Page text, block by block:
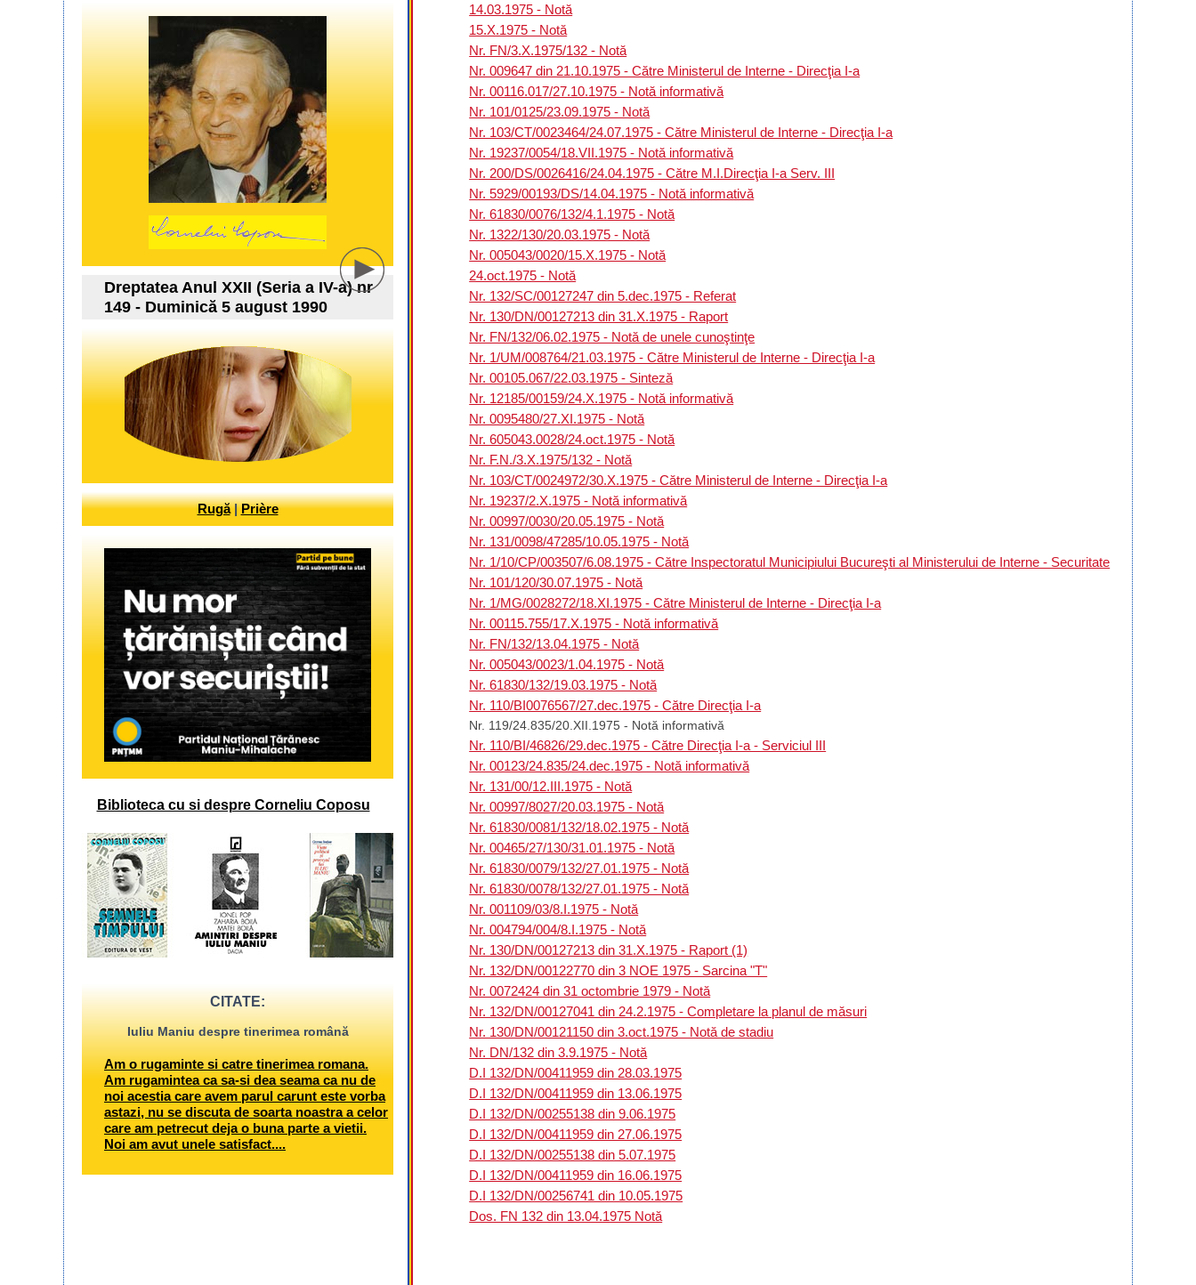
14.03.1975 - Notă
15.X.1975 - Notă
Nr. FN/3.X.1975/132 - Notă
Nr. 009647 din 21.10.1975 - Către Ministerul de Interne - Direcţia I-a
Nr. 00116.017/27.10.1975 - Notă informativă
Nr. 101/0125/23.09.1975 - Notă
Nr. 103/CT/0023464/24.07.1975 - Către Ministerul de Interne - Direcţia I-a
Nr. 19237/0054/18.VII.1975 - Notă informativă
Nr. 200/DS/0026416/24.04.1975 - Către M.I.Direcţia I-a Serv. III
Nr. 5929/00193/DS/14.04.1975 - Notă informativă
Nr. 61830/0076/132/4.1.1975 - Notă
Nr. 1322/130/20.03.1975 - Notă
Nr. 005043/0020/15.X.1975 - Notă
24.oct.1975 - Notă
Nr. 132/SC/00127247 din 5.dec.1975 - Referat
Nr. 130/DN/00127213 din 31.X.1975 - Raport
Nr. FN/132/06.02.1975 - Notă de unele cunoştinţe
Nr. 1/UM/008764/21.03.1975 - Către Ministerul de Interne - Direcţia I-a
Nr. 00105.067/22.03.1975 - Sinteză
Nr. 12185/00159/24.X.1975 - Notă informativă
Nr. 0095480/27.XI.1975 - Notă
Nr. 605043.0028/24.oct.1975 - Notă
Nr. F.N./3.X.1975/132 - Notă
Nr. 103/CT/0024972/30.X.1975 - Către Ministerul de Interne - Direcţia I-a
Nr. 19237/2.X.1975 - Notă informativă
Nr. 00997/0030/20.05.1975 - Notă
Nr. 131/0098/47285/10.05.1975 - Notă
Nr. 1/10/CP/003507/6.08.1975 - Către Inspectoratul Municipiului Bucureşti al Ministerului de Interne - Securitate
Nr. 101/120/30.07.1975 - Notă
Nr. 1/MG/0028272/18.XI.1975 - Către Ministerul de Interne - Direcţia I-a
Nr. 00115.755/17.X.1975 - Notă informativă
Nr. FN/132/13.04.1975 - Notă
Nr. 005043/0023/1.04.1975 - Notă
Nr. 61830/132/19.03.1975 - Notă
Nr. 110/BI0076567/27.dec.1975 - Către Direcţia I-a
Nr. 119/24.835/20.XII.1975 - Notă informativă
Nr. 110/BI/46826/29.dec.1975 - Către Direcţia I-a - Serviciul III
Nr. 00123/24.835/24.dec.1975 - Notă informativă
Nr. 131/00/12.III.1975 - Notă
Nr. 00997/8027/20.03.1975 - Notă
Nr. 61830/0081/132/18.02.1975 - Notă
Nr. 00465/27/130/31.01.1975 - Notă
Nr. 61830/0079/132/27.01.1975 - Notă
Nr. 61830/0078/132/27.01.1975 - Notă
Nr. 001109/03/8.I.1975 - Notă
Nr. 004794/004/8.I.1975 - Notă
Nr. 130/DN/00127213 din 31.X.1975 - Raport (1)
Nr. 132/DN/00122770 din 3 NOE 1975 - Sarcina "T"
Nr. 0072424 din 31 octombrie 1979 - Notă
Nr. 132/DN/00127041 din 24.2.1975 - Completare la planul de măsuri
Nr. 130/DN/00121150 din 3.oct.1975 - Notă de stadiu
Nr. DN/132 din 3.9.1975 - Notă
D.I 132/DN/00411959 din 28.03.1975
D.I 132/DN/00411959 din 13.06.1975
D.I 132/DN/00255138 din 9.06.1975
D.I 132/DN/00411959 din 27.06.1975
D.I 132/DN/00255138 din 5.07.1975
D.I 132/DN/00411959 din 16.06.1975
D.I 132/DN/00256741 din 10.05.1975
Dos. FN 132 din 13.04.1975 Notă
Dreptatea Anul XXII (Seria a IV-a) nr
149 - Duminică 5 august 1990
Rugă|Prière
Biblioteca cu si despre Corneliu Coposu
CITATE:
Iuliu Maniu despre tinerimea română
Am o rugaminte si catre tinerimea romana.
Am rugamintea ca sa-si dea seama ca nu de
noi acestia care avem parul carunt este vorba
astazi, nu se discuta de soarta noastra a celor
care am petrecut deja o buna parte a vietii.
Noi am avut unele satisfact....